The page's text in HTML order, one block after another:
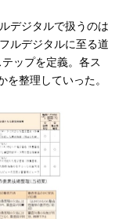
デジタルで扱うのは
ルデジタルに至る道
ップを定義。各ス
整理していった。